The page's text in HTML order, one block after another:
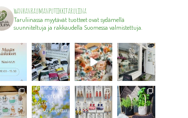
wanhanraumanputiikkitaruliina
Taruliinassa myytävät tuotteet ovat sydämellä
suunniteltuja ja rakkaudella Suomessa valmistettuja.